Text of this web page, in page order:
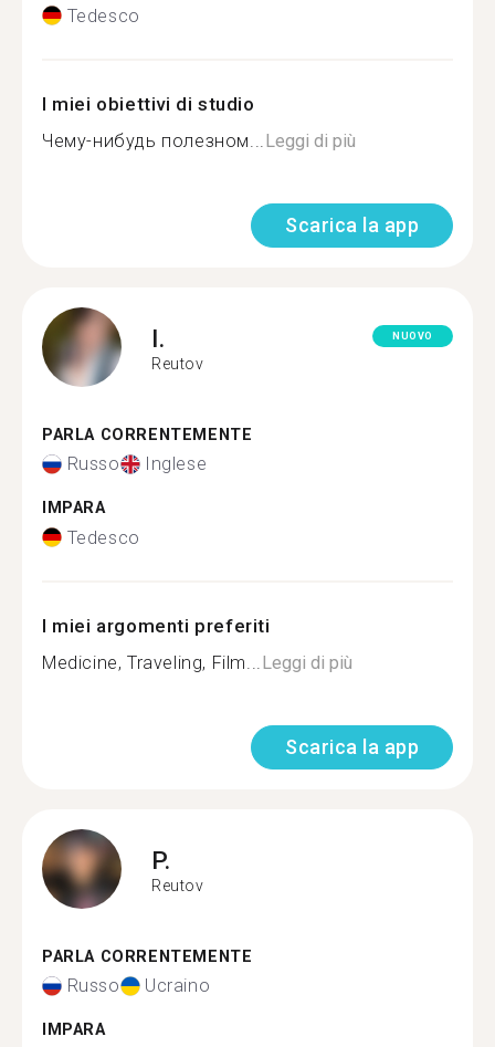
Tedesco
I miei obiettivi di studio
Чему-нибудь полезном... Leggi di più
Scarica la app
I.
Reutov
NUOVO
PARLA CORRENTEMENTE
Russo Inglese
IMPARA
Tedesco
I miei argomenti preferiti
Medicine, Traveling, Film... Leggi di più
Scarica la app
P.
Reutov
PARLA CORRENTEMENTE
Russo Ucraino
IMPARA